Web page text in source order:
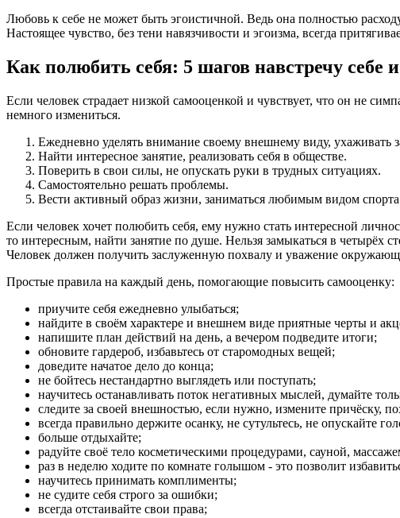
Любовь к себе не может быть эгоистичной. Ведь она полностью
Настоящее чувство, без тени навязчивости и эгоизма, всегда
Как полюбить себя: 5 шагов навстречу
Если человек страдает низкой самооценкой и чувствует, что он не
немного измениться.
Ежедневно уделять внимание своему внешнему виду, ухаживать
Найти интересное занятие, реализовать себя в обществе.
Поверить в свои силы, не опускать руки в трудных ситуациях.
Самостоятельно решать проблемы.
Вести активный образ жизни, заниматься любимым видом
Если человек хочет полюбить себя, ему нужно стать интересной
то интересным, найти занятие по душе. Нельзя замыкаться в
Человек должен получить заслуженную похвалу и уважение
Простые правила на каждый день, помогающие повысить самооценку:
приучите себя ежедневно улыбаться;
найдите в своём характере и внешнем виде приятные черты и
напишите план действий на день, а вечером подведите итоги;
обновите гардероб, избавьтесь от старомодных вещей;
доведите начатое дело до конца;
не бойтесь нестандартно выглядеть или поступать;
научитесь останавливать поток негативных мыслей, думайте
следите за своей внешностью, если нужно, измените причёску,
всегда правильно держите осанку, не сутультесь, не опускайте
больше отдыхайте;
радуйте своё тело косметическими процедурами, сауной,
раз в неделю ходите по комнате голышом - это позволит
научитесь принимать комплименты;
не судите себя строго за ошибки;
всегда отстаивайте свои права;